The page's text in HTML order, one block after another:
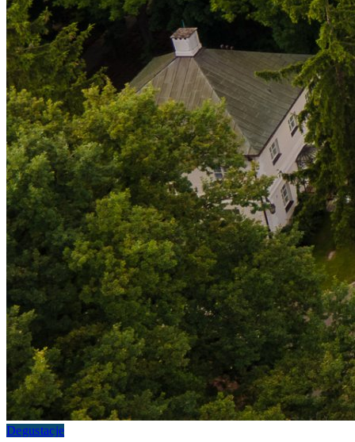
Degustacje